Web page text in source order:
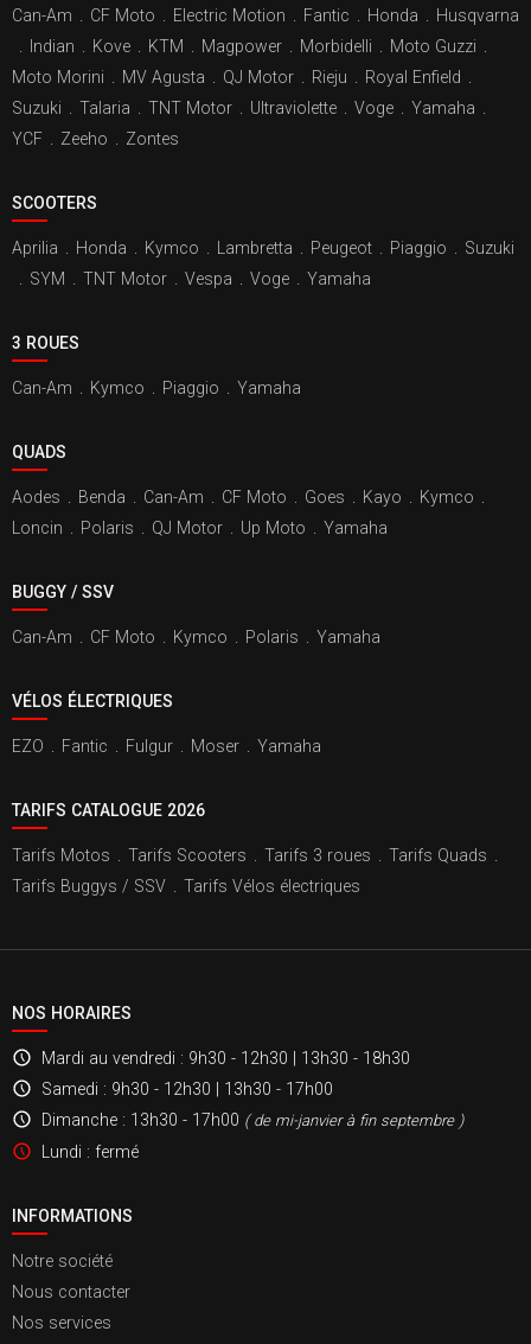
Can-Am
CF Moto Electric Motion Fantic Honda
Husqvarna
Indian Kove KTM Magpower Morbidelli Moto Guzzi
Moto Morini
MV Agusta QJ Motor Rieju Royal Enfield
Suzuki
Talaria TNT Motor Ultraviolette Voge Yamaha
YCF
Zeeho Zontes
SCOOTERS
Aprilia Honda Kymco Lambretta Peugeot Piaggio
Suzuki
SYM TNT Motor Vespa Voge Yamaha
3 ROUES
Can-Am Kymco Piaggio Yamaha
QUADS
Aodes Benda Can-Am CF Moto Goes Kayo Kymco
Loncin
Polaris QJ Motor Up Moto Yamaha
BUGGY / SSV
Can-Am CF Moto Kymco Polaris Yamaha
VÉLOS ÉLECTRIQUES
EZO Fantic Fulgur Moser Yamaha
TARIFS CATALOGUE 2026
Tarifs Motos Tarifs Scooters Tarifs 3 roues Tarifs Quads
Tarifs Buggys / SSV
Tarifs Vélos électriques
NOS HORAIRES
Mardi au vendredi : 9h30 - 12h30 | 13h30 - 18h30
Samedi : 9h30 - 12h30 | 13h30 - 17h00
Dimanche : 13h30 - 17h00 ( de mi-janvier à fin septembre )
Lundi : fermé
INFORMATIONS
Notre société
Nous contacter
Nos services